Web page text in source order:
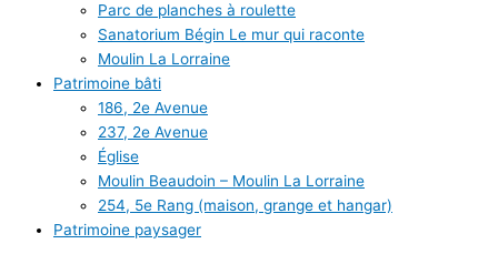
Parc de planches à roulette
Sanatorium Bégin Le mur qui raconte
Moulin La Lorraine
Patrimoine bâti
186, 2e Avenue
237, 2e Avenue
Église
Moulin Beaudoin – Moulin La Lorraine
254, 5e Rang (maison, grange et hangar)
Patrimoine paysager